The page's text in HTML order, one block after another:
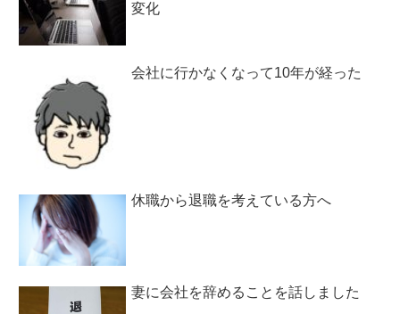
変化
会社に行かなくなって10年が経った
休職から退職を考えている方へ
妻に会社を辞めることを話しました